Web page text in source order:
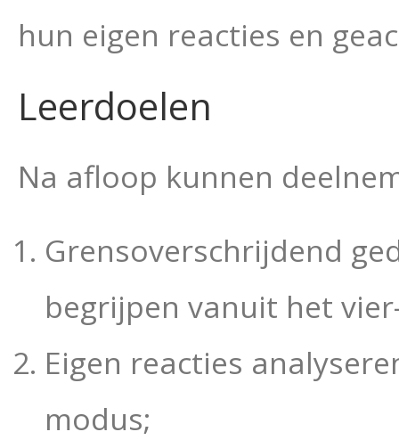
hun eigen reacties en
Leerdoelen
Na afloop kunnen
Grensoverschrijdend
begrijpen vanuit het
Eigen reacties
modus;